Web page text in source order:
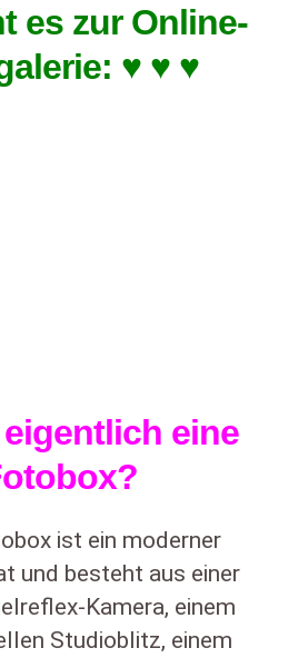
es zur Online-
♥ ♥ ♥
eine
ist ein moderner
und besteht aus einer
Kamera, einem
Studioblitz, einem